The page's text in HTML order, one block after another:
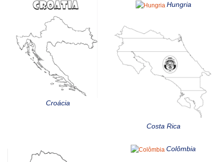
Croácia
Hungria
Costa Rica
Colômbia